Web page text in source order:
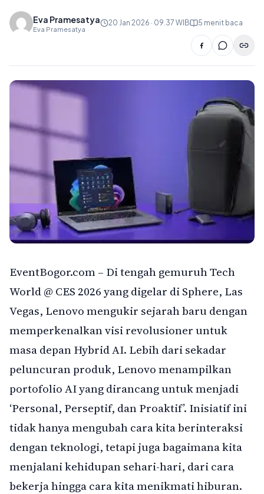
Eva Pramesatya
Eva Pramesatya
20 Jan 2026 · 09.37 WIB 5 menit baca
EventBogor.com – Di tengah gemuruh Tech
World @ CES 2026 yang digelar di Sphere, Las
Vegas, Lenovo mengukir sejarah baru dengan
memperkenalkan visi revolusioner untuk
masa depan Hybrid AI. Lebih dari sekadar
peluncuran produk, Lenovo menampilkan
portofolio AI yang dirancang untuk menjadi
‘Personal, Perseptif, dan Proaktif’. Inisiatif ini
tidak hanya mengubah cara kita berinteraksi
dengan teknologi, tetapi juga bagaimana kita
menjalani kehidupan sehari-hari, dari cara
bekerja hingga cara kita menikmati hiburan.